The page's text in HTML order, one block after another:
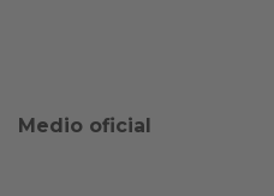
Medio oficial